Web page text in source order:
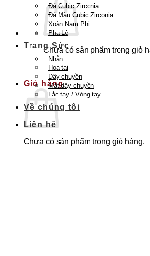
Chưa có sản phẩm trong giỏ
Quay trở lại cửa hàng
Giỏ hàng
Chưa có sản phẩm trong giỏ hàng.
Đá Cubic Zirconia
Đá Màu Cubic Zirconia
Xoàn Nam Phi
Pha Lê
Trang Sức
Nhẫn
Hoa tai
Dây chuyền
Mặt dây chuyền
Lắc tay / Vòng tay
Về chúng tôi
Liên hệ